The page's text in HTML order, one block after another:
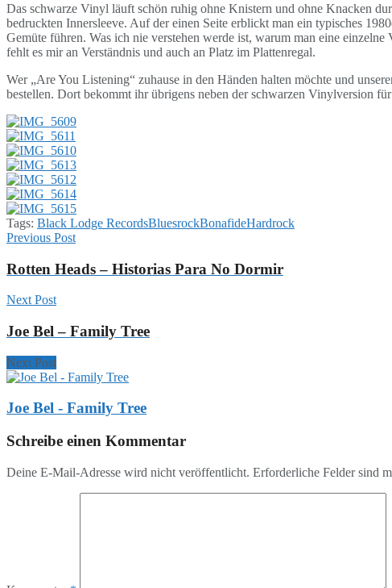
Das schwarze Vinyl läuft schön ruhig ohne Knistern und ohne Knacken
bedruckten Innersleeve. Auf der einen Seite erblickt man ein typisches
Gemüte führen. Was ich nie verstehen werde ist, warum man eine
fehlt es mir an Verständnis und auch an Platz im Plattenregal.
Wer „Are You Listening“ zuhause in den Händen halten möchte und
bestellen. Dort bekommt ihr übrigens neben der schwarzen Vinylversion
Tags: Black Lodge RecordsBluesrockBonafideHardrock
Previous Post
Rotten Heads – Historias Para No Dormir
Next Post
Joe Bel – Family Tree
Next Post
Joe Bel - Family Tree
Schreibe einen Kommentar
Deine E-Mail-Adresse wird nicht veröffentlicht. Erforderliche Felder sind